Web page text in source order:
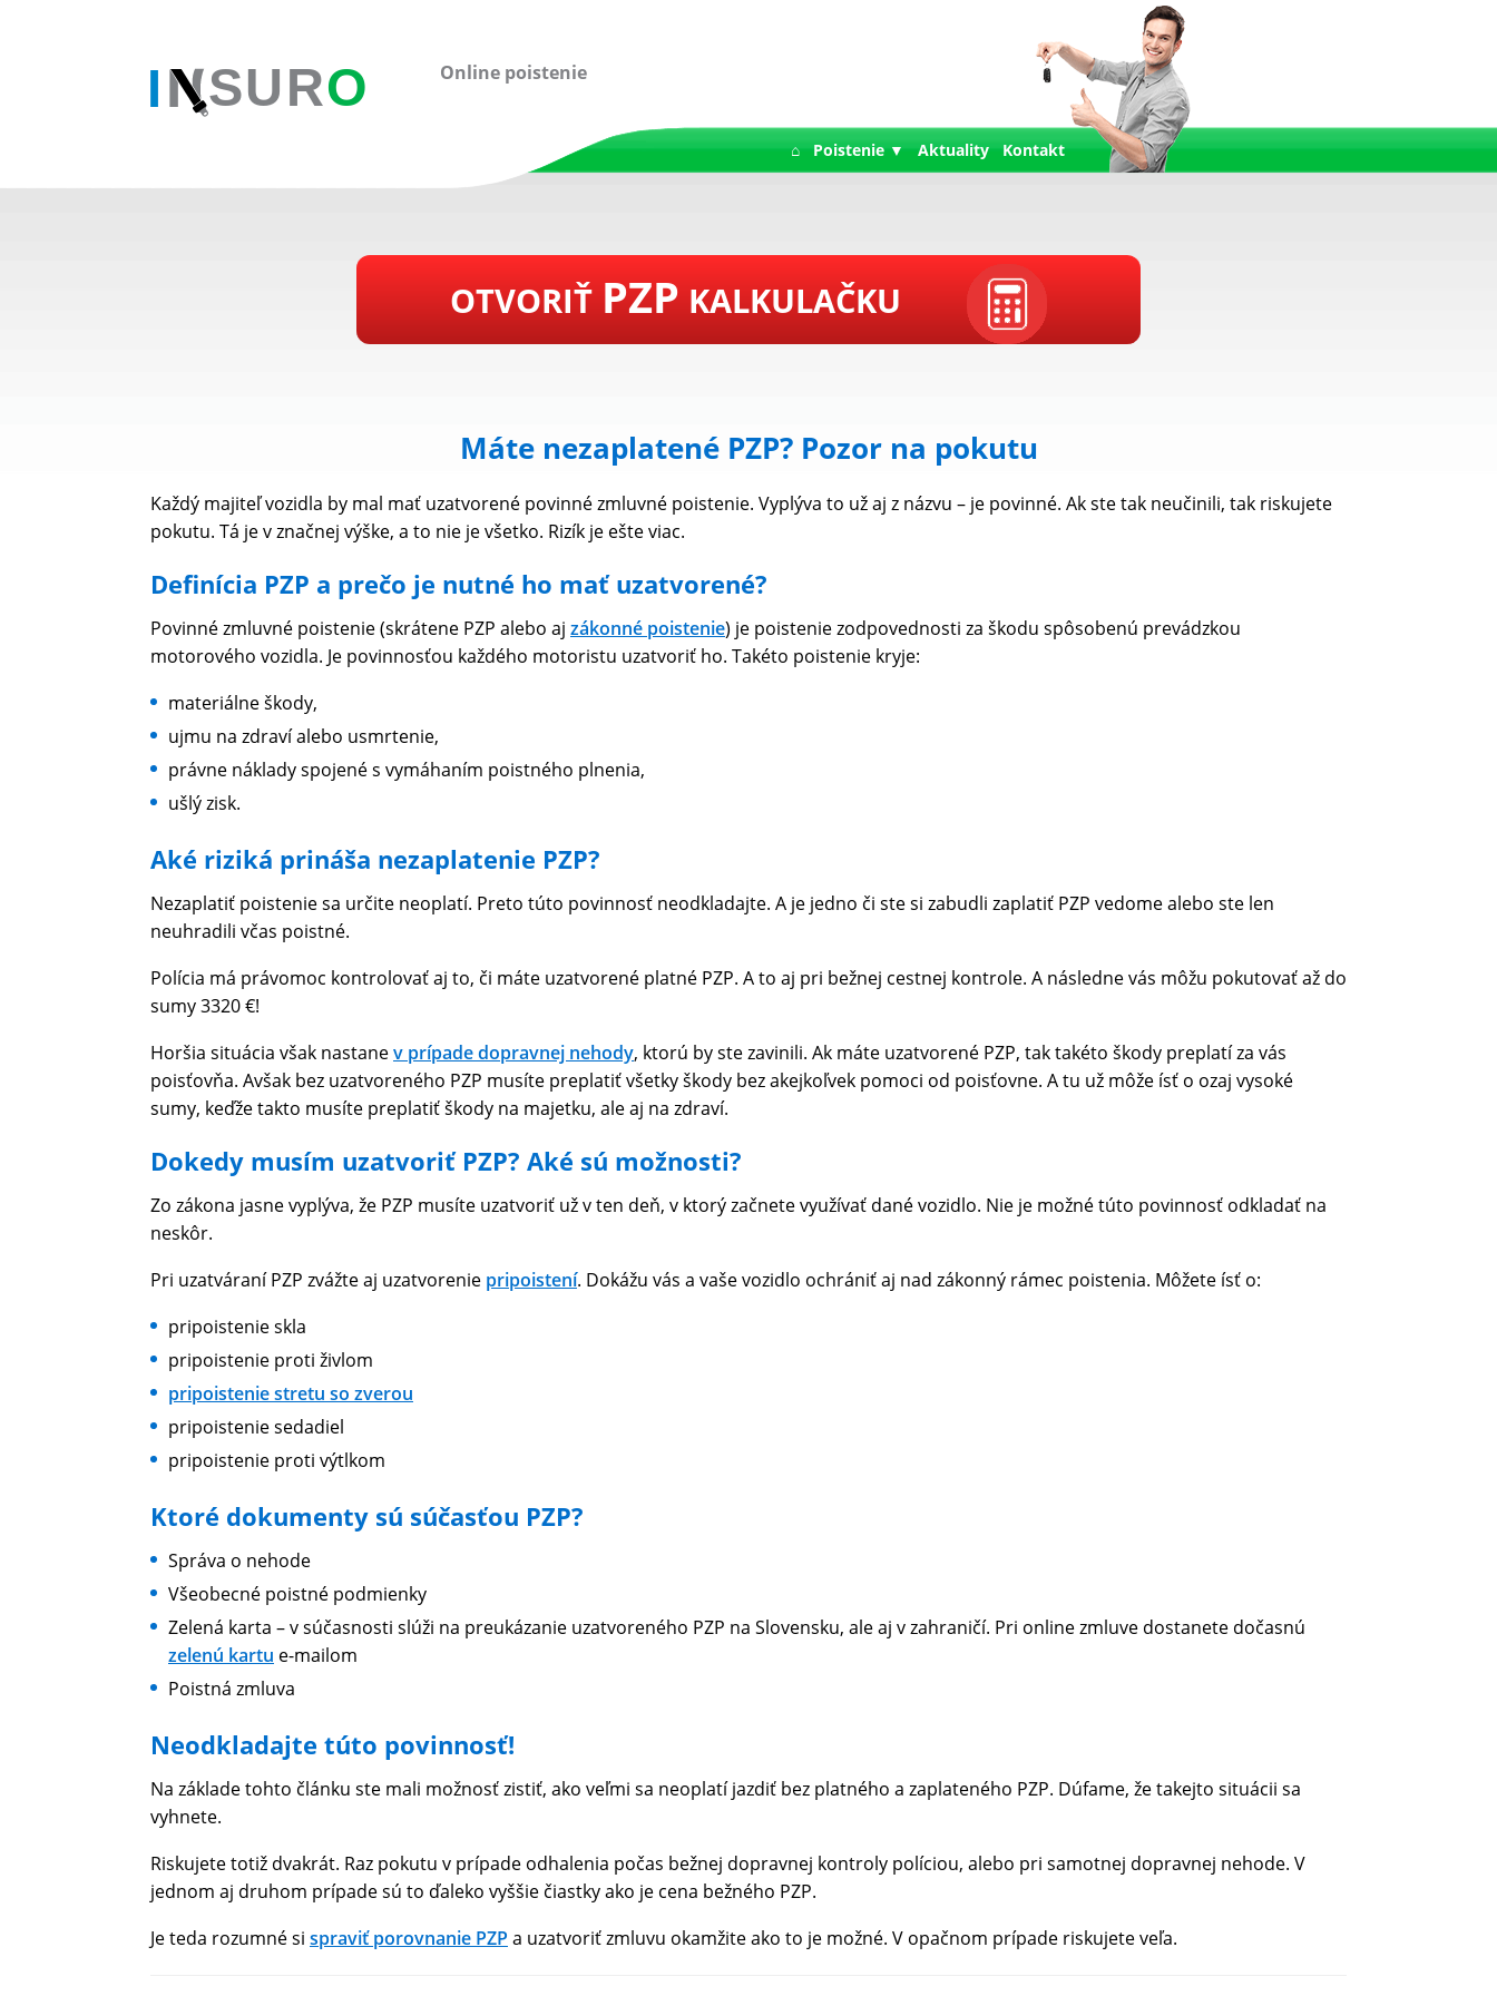
Online poistenie
⌂ Poistenie ▼ Aktuality Kontakt
OTVORIŤ PZP KALKULAČKU
Máte nezaplatené PZP? Pozor na pokutu
Každý majiteľ vozidla by mal mať uzatvorené povinné zmluvné poistenie. Vyplýva to už aj z názvu – je povinné. Ak ste tak neučinili, tak riskujete
pokutu. Tá je v značnej výške, a to nie je všetko. Rizík je ešte viac.
Definícia PZP a prečo je nutné ho mať uzatvorené?
Povinné zmluvné poistenie (skrátene PZP alebo aj zákonné poistenie) je poistenie zodpovednosti za škodu spôsobenú prevádzkou
motorového vozidla. Je povinnosťou každého motoristu uzatvoriť ho. Takéto poistenie kryje:
materiálne škody,
ujmu na zdraví alebo usmrtenie,
právne náklady spojené s vymáhaním poistného plnenia,
ušlý zisk.
Aké riziká prináša nezaplatenie PZP?
Nezaplatiť poistenie sa určite neoplatí. Preto túto povinnosť neodkladajte. A je jedno či ste si zabudli zaplatiť PZP vedome alebo ste len
neuhradili včas poistné.
Polícia má právomoc kontrolovať aj to, či máte uzatvorené platné PZP. A to aj pri bežnej cestnej kontrole. A následne vás môžu pokutovať až do
sumy 3320 €!
Horšia situácia však nastanev prípade dopravnej nehody, ktorú by ste zavinili. Ak máte uzatvorené PZP, tak takéto škody preplatí za vás
poisťovňa. Avšak bez uzatvoreného PZP musíte preplatiť všetky škody bez akejkoľvek pomoci od poisťovne. A tu už môže ísť o ozaj vysoké
sumy, keďže takto musíte preplatiť škody na majetku, ale aj na zdraví.
Dokedy musím uzatvoriť PZP? Aké sú možnosti?
Zo zákona jasne vyplýva, že PZP musíte uzatvoriť už v ten deň, v ktorý začnete využívať dané vozidlo. Nie je možné túto povinnosť odkladať na
neskôr.
Pri uzatváraní PZP zvážte aj uzatvorenie pripoistení. Dokážu vás a vaše vozidlo ochrániť aj nad zákonný rámec poistenia. Môžete ísť o:
pripoistenie skla
pripoistenie proti živlom
pripoistenie stretu so zverou
pripoistenie sedadiel
pripoistenie proti výtlkom
Ktoré dokumenty sú súčasťou PZP?
Správa o nehode
Všeobecné poistné podmienky
Zelená karta – v súčasnosti slúži na preukázanie uzatvoreného PZP na Slovensku, ale aj v zahraničí. Pri online zmluve dostanete dočasnú
zelenú kartu e-mailom
Poistná zmluva
Neodkladajte túto povinnosť!
Na základe tohto článku ste mali možnosť zistiť, ako veľmi sa neoplatí jazdiť bez platného a zaplateného PZP. Dúfame, že takejto situácii sa
vyhnete.
Riskujete totiž dvakrát. Raz pokutu v prípade odhalenia počas bežnej dopravnej kontroly políciou, alebo pri samotnej dopravnej nehode. V
jednom aj druhom prípade sú to ďaleko vyššie čiastky ako je cena bežného PZP.
Je teda rozumné si spraviť porovnanie PZP a uzatvoriť zmluvu okamžite ako to je možné. V opačnom prípade riskujete veľa.